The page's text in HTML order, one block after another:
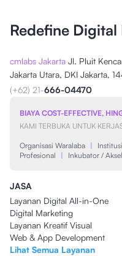
Redefine
cmlabs Jakarta Jl. Pluit
Jakarta Utara, DKI Jakarta,
(+62) 21-666-04470
BIAYA COST-EFFECTIVE,
KAMI TERBUKA UNTUK
Organisasi Waralaba |
Profesional
| Inkubator /
JASA
Layanan Digital All-in-One
Digital Marketing
Layanan Kreatif Visual
Web & App Development
Lihat Semua Layanan